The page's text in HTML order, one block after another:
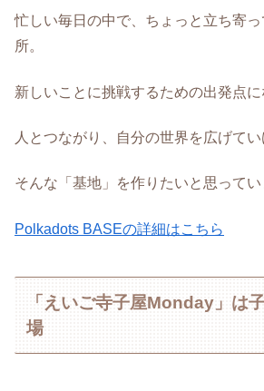
忙しい毎日の中で、ちょっと立ち寄
所。
新しいことに挑戦するための出発点に
人とつながり、自分の世界を広げてい
そんな「基地」を作りたいと思ってい
Polkadots BASEの詳細はこちら
「えいご寺子屋Monday」は
場